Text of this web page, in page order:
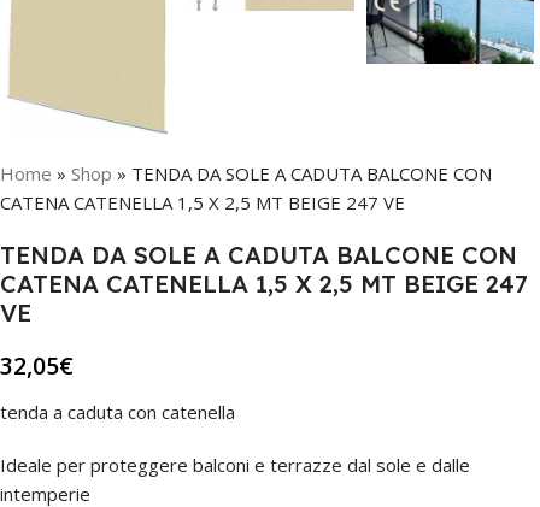
Home » Shop » TENDA DA SOLE A CADUTA BALCONE CON
CATENA CATENELLA 1,5 X 2,5 MT BEIGE 247 VE
TENDA DA SOLE A CADUTA BALCONE CON
CATENA CATENELLA 1,5 X 2,5 MT BEIGE 247
VE
32,05€
tenda a caduta con catenella
Ideale per proteggere balconi e terrazze dal sole e dalle
intemperie